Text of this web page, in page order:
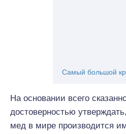
Самый большой
На основании всего
достоверностью
мед в мире производится